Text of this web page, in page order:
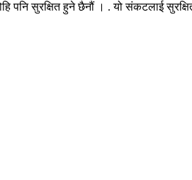
पनि सुरक्षित हुने छैनौं । . यो संकटलाई